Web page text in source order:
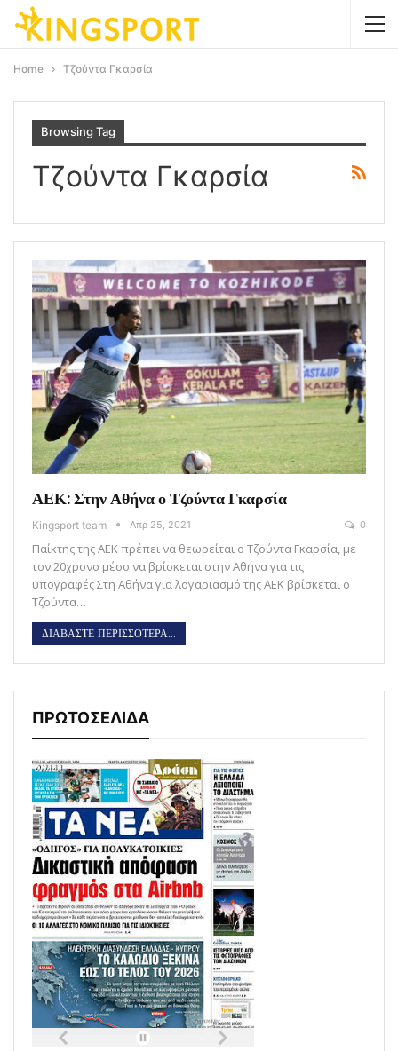
Home Τζούντα Γκαρσία
Browsing Tag
Τζούντα Γκαρσία
ΑΕΚ: Στην Αθήνα ο Τζούντα Γκαρσία
Kingsport team Απρ 25, 2021 0
Παίκτης της ΑΕΚ πρέπει να θεωρείται ο Τζούντα Γκαρσία, με
τον 20χρονο μέσο να βρίσκεται στην Αθήνα για τις
υπογραφές Στη Αθήνα για λογαριασμό της ΑΕΚ βρίσκεται ο
Τζούντα…
ΔΙΑΒΑΣΤΕ ΠΕΡΙΣΣΟΤΕΡΑ...
ΠΡΩΤΟΣΕΛΙΔΑ